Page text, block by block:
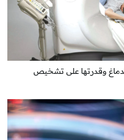
وقدرتها على تشخيص